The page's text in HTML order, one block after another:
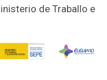
de Traballo e